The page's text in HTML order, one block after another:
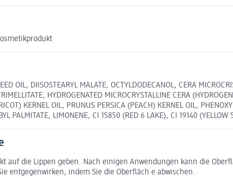
OIL, DIISOSTEARYL MALATE, OCTYLDODECANOL, CERA
HYDROGENATED MICROCRYSTALLINE CERA
KERNEL OIL, PRUNUS PERSICA (PEACH) KERNEL OIL,
PALMITATE, LIMONENE, CI 15850 (RED 6 LAKE), CI 19140
auf die Lippen geben. Nach einigen Anwendungen kann die
entgegenwirken, indem Sie die Oberfläch e abwischen.